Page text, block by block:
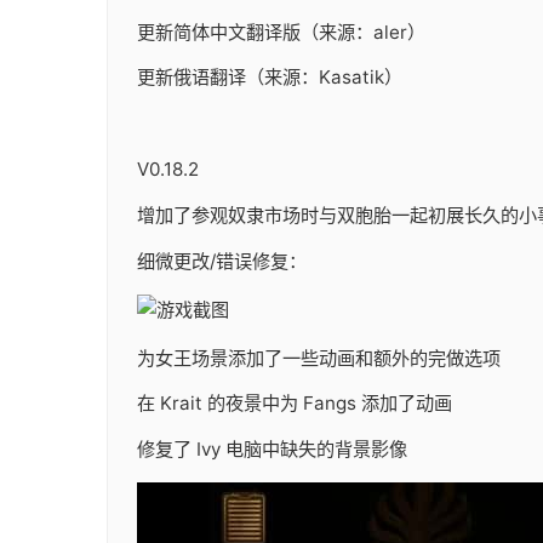
更新简体中文翻译版（来源：aler）
更新俄语翻译（来源：Kasatik）
V0.18.2
增加了参观奴隶市场时与双胞胎一起初展长久的小
细微更改/错误修复：
为女王场景添加了一些动画和额外的完做选项
在 Krait 的夜景中为 Fangs 添加了动画
修复了 Ivy 电脑中缺失的背景影像